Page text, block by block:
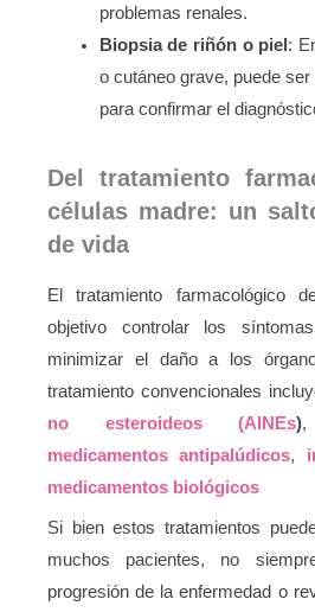
problemas renales.
Biopsia de riñón o piel :
o cutáneo grave, puede
para confirmar el
Del tratamiento
células madre: un
de vida
El tratamiento farmacológico
objetivo controlar los
minimizar el daño a los
tratamiento convencionales
no esteroideos (AINEs)
medicamentos antipalúdicos,
medicamentos biológicos
Si bien estos tratamientos
muchos pacientes, no
progresión de la enfermedad o